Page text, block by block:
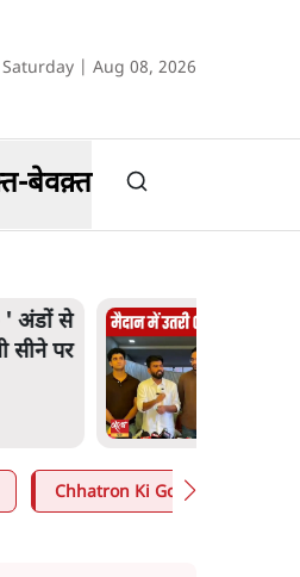
Saturday | Aug 08, 2026
बेवक़्त
' अंडों से
सीने पर
Chhatron Ki Goonj